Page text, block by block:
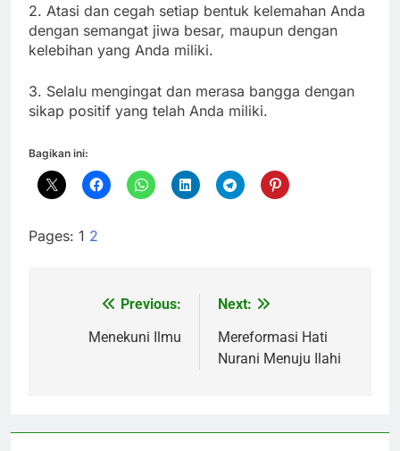
2. Atasi dan cegah setiap bentuk kelemahan Anda
dengan semangat jiwa besar, maupun dengan
kelebihan yang Anda miliki.
3. Selalu mengingat dan merasa bangga dengan
sikap positif yang telah Anda miliki.
Bagikan ini:
Pages: 1 2
NavigasiPrevious:
Menekuni Ilmu
Next:
Mereformasi Hati
Nurani Menuju Ilahi